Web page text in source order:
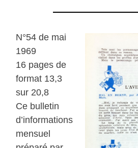
N°54 de mai
1969
16 pages de
format 13,3
sur 20,8
Ce bulletin
d’informations
mensuel